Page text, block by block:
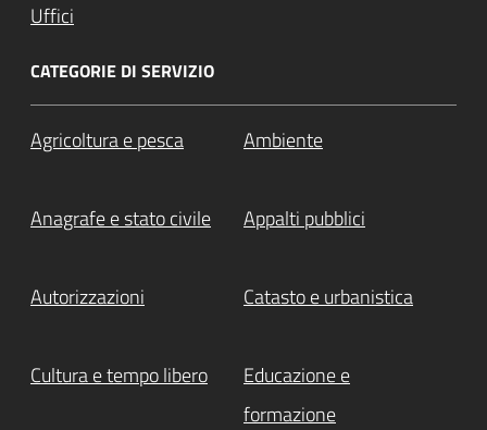
Uffici
CATEGORIE DI SERVIZIO
Agricoltura e pesca Ambiente
Anagrafe e stato civile Appalti pubblici
Autorizzazioni Catasto e urbanistica
Cultura e tempo libero
Educazione e
formazione